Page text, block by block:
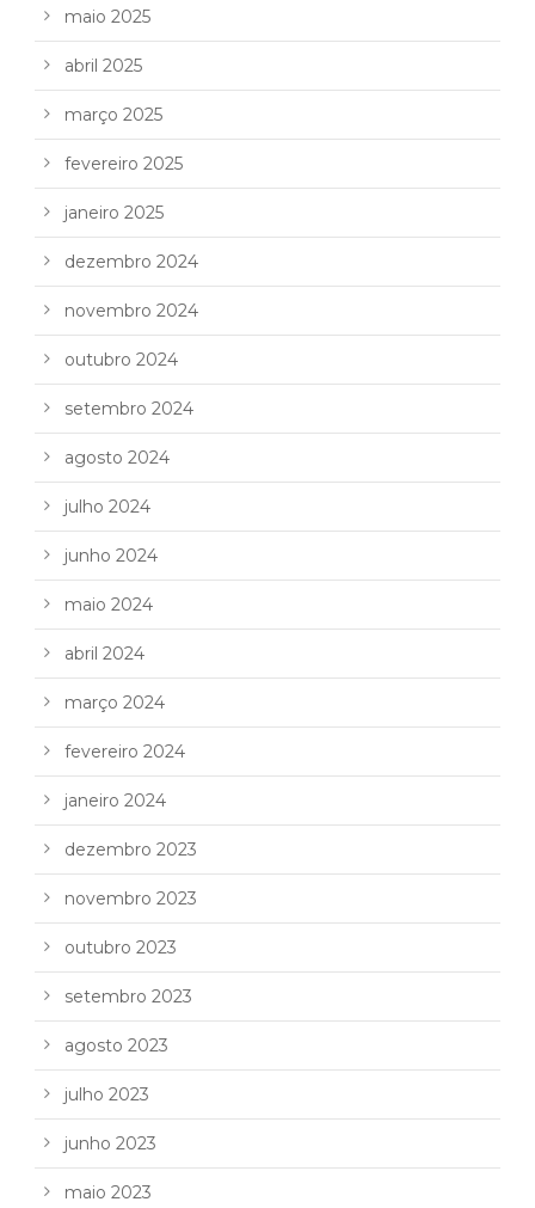
maio 2025
abril 2025
março 2025
fevereiro 2025
janeiro 2025
dezembro 2024
novembro 2024
outubro 2024
setembro 2024
agosto 2024
julho 2024
junho 2024
maio 2024
abril 2024
março 2024
fevereiro 2024
janeiro 2024
dezembro 2023
novembro 2023
outubro 2023
setembro 2023
agosto 2023
julho 2023
junho 2023
maio 2023